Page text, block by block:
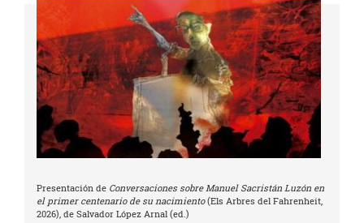
Presentación de Conversaciones sobre Manuel Sacristán Luzón en
el primer centenario de su nacimiento(Els Arbres del Fahrenheit,
2026), de Salvador López Arnal (ed.)